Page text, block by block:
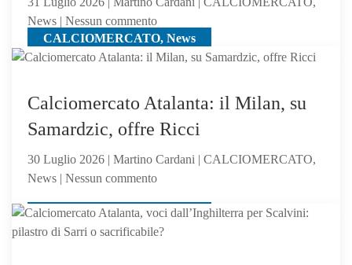
passo
CALCIOMERCATO, News
News | Nessun commentosu
Romagnoli,
pupillo
Sarri,
l’Atalanta:
il
chiama
CALCIOMERCATO, News
Calciomercato Atalanta: il Milan, su
Samardzic, offre Ricci
30 Luglio 2026 | Martino Cardani | CALCIOMERCATO,
News | Nessun commentosu
Atalanta:
il